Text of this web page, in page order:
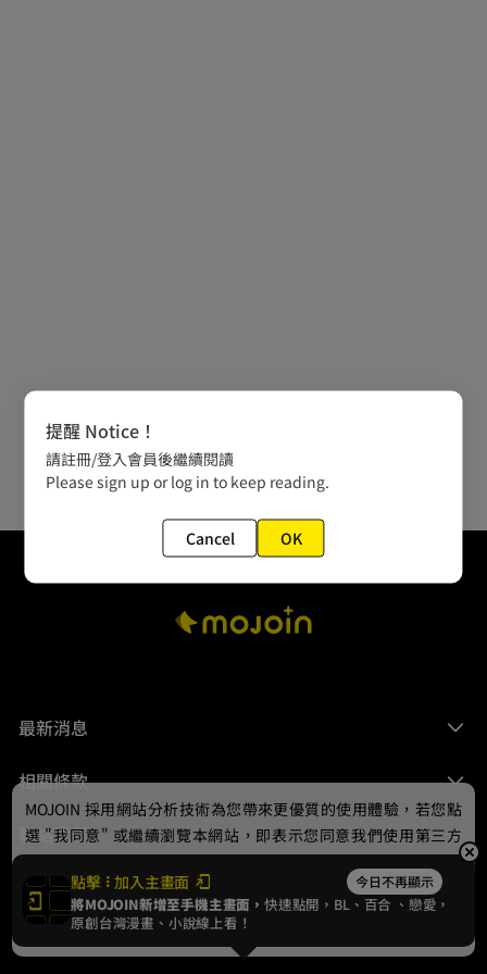
最新消息
相關條款
聯絡我們
© 2024 gamania Digital Entertainment Co., Ltd.
點擊 加入主畫面 今日不再顯示
將MOJOIN新增至手機主畫面，快速點開，BL、 百合 、戀愛，
原創台灣漫畫、小說線上看！
MOJOIN 採用網站分析技術為您帶來更優質的使用體驗，若您點
選 "我同意" 或繼續瀏覽本網站，即表示您同意我們使用第三方
Cookie，欲瞭解更多資訊請見隱私權政策。
我同意
提醒 Notice！
請註冊/登入會員後繼續閱讀
Please sign up or log in to keep reading.
Cancel OK